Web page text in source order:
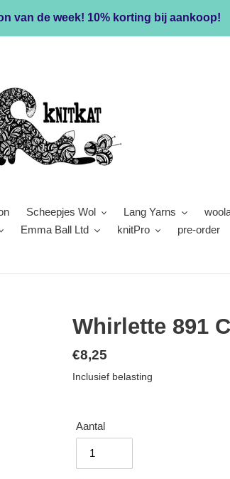
van de week! 10% korting bij aankoop!
Scheepjes Wol Lang Yarns
Emma Ball Ltd knitPro pre-order
Whirlette 891
Normale
prijs
€8,25
Inclusief belasting
Aantal